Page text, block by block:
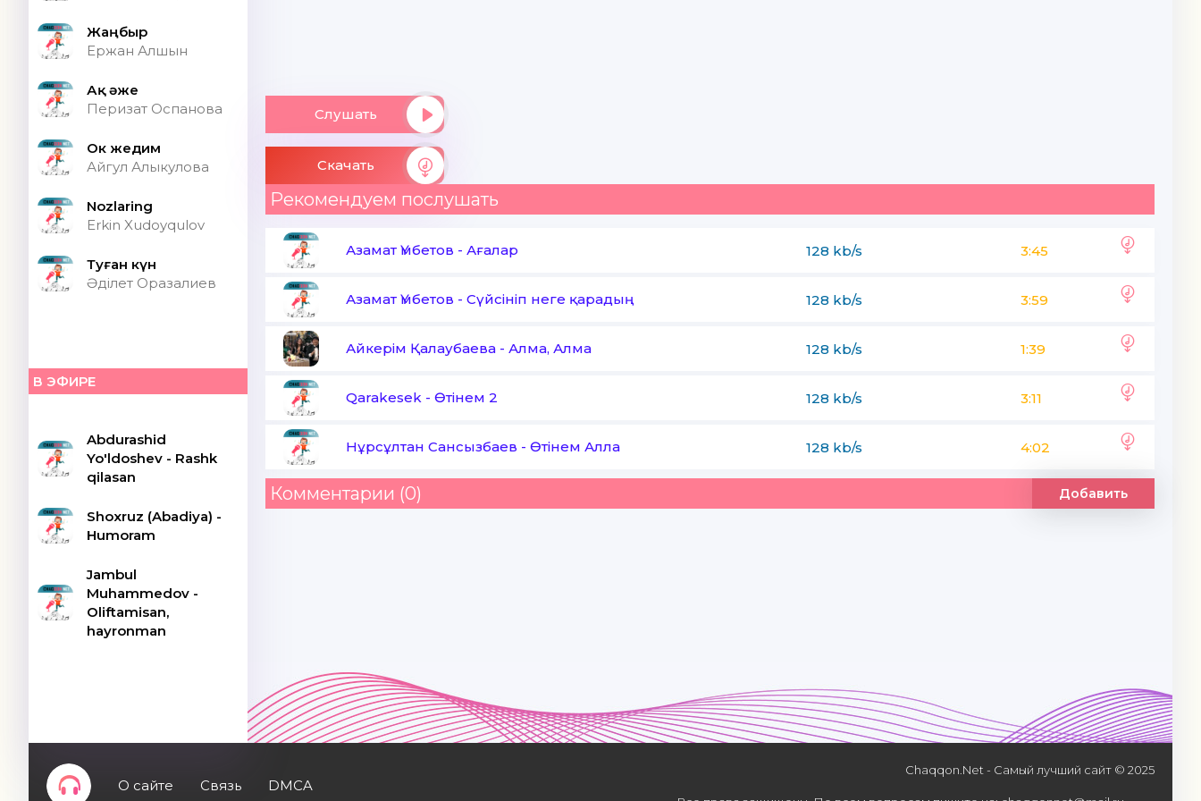
Жаңбыр
Ержан Алшын
Ақ әже
Перизат Оспанова
Ок жедим
Айгул Алыкулова
Nozlaring
Erkin Xudoyqulov
Туған күн
Әділет Оразалиев
В ЭФИРЕ
Abdurashid
Yo'ldoshev - Rashk
qilasan
Shoxruz (Abadiya) -
Humoram
Jambul
Muhammedov -
Oliftamisan,
hayronman
Слушать
Скачать
Рекомендуем послушать
Азамат Үмбетов - Ағалар 128 kb/s 3:45
Азамат Үмбетов - Сүйсініп неге қарадың 128 kb/s 3:59
Айкерім Қалаубаева - Алма, Алма 128 kb/s 1:39
Qarakesek - Өтінем 2 128 kb/s 3:11
Нұрсұлтан Сансызбаев - Өтінем Алла 128 kb/s 4:02
Комментарии (0) Добавить
О сайте Связь DMCA
Chaqqon.Net - Самый лучший сайт © 2025